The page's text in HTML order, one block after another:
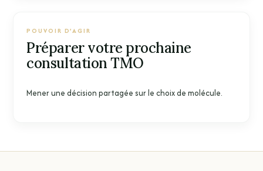
POUVOIR D’AGIR
Préparer votre prochaine
consultation TMO
Mener une décision partagée sur le choix de molécule.